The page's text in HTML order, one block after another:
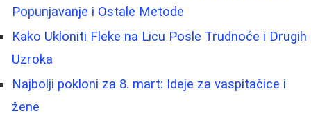
Popunjavanje i Ostale Metode
Kako Ukloniti Fleke na Licu Posle Trudnoće i Drugih
Uzroka
Najbolji pokloni za 8. mart: Ideje za vaspitačice i
žene